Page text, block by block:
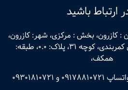
ارتباط باشید
: کازرون، بخش : مرکزی، شهر: کازرون،
محله: مصلی، خیابان کمربندی، کوچه 31، پلاک: 0.0، طبقه:
همکف،
09178810721 و 09301810721